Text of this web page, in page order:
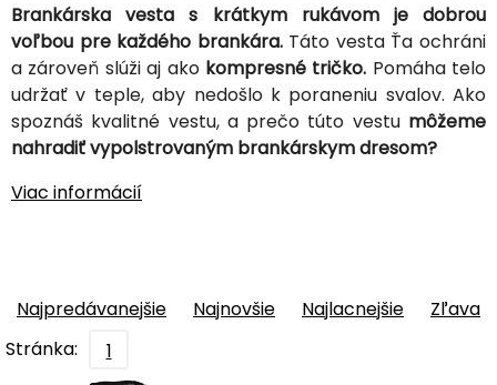
Brankárska vesta s krátkym rukávom je dobrou
voľbou pre každého brankára.Táto vesta Ťa ochráni
a zároveň slúži aj ako kompresné tričko. Pomáha telo
udržať v teple, aby nedošlo k poraneniu svalov. Ako
spoznáš kvalitné vestu, a prečo túto vestu môžeme
nahradiť vypolstrovaným brankárskym dresom?
Viac informácií
Najpredávanejšie Najnovšie Najlacnejšie
Zľava
Stránka:
1